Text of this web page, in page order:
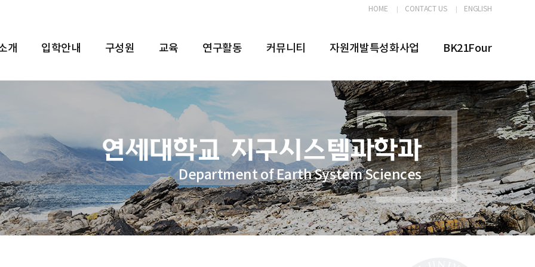
HOME CONTACT US ENGLISH
개 입학안내 구성원 교육 연구활동 커뮤니티 자원개발특성화사업 BK21Four
Department of Earth System Sciences